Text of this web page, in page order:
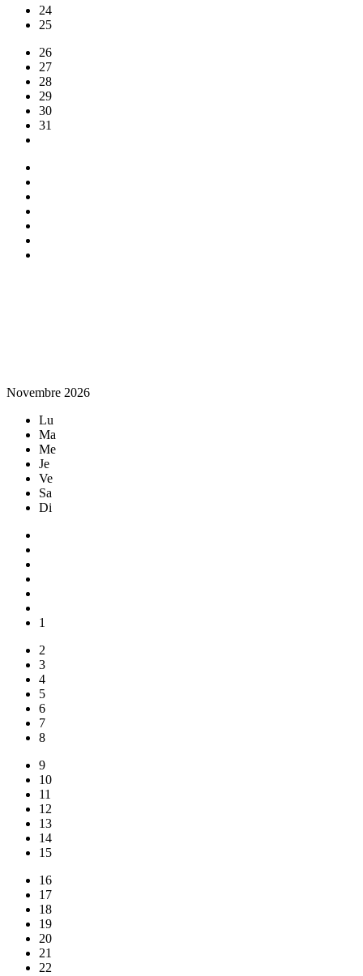
24
25
26
27
28
29
30
31
Novembre 2026
Lu
Ma
Me
Je
Ve
Sa
Di
1
2
3
4
5
6
7
8
9
10
11
12
13
14
15
16
17
18
19
20
21
22